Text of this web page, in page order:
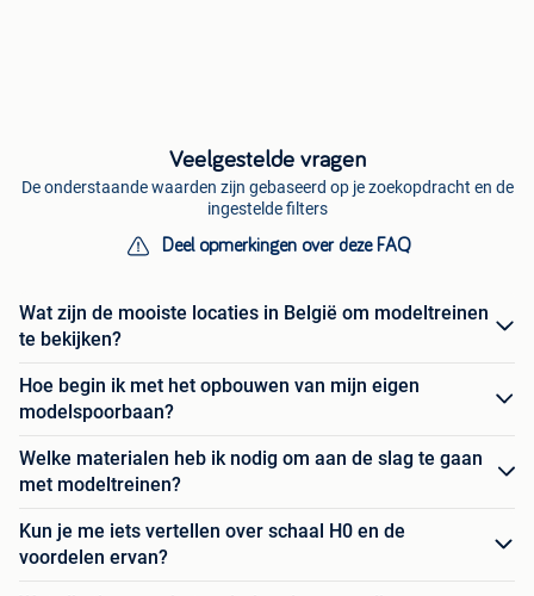
Veelgestelde vragen
De onderstaande waarden zijn gebaseerd op je zoekopdracht en de
ingestelde filters
Deel opmerkingen over deze FAQ
Wat zijn de mooiste locaties in België om modeltreinen
te bekijken?
Hoe begin ik met het opbouwen van mijn eigen
modelspoorbaan?
Welke materialen heb ik nodig om aan de slag te gaan
met modeltreinen?
Kun je me iets vertellen over schaal H0 en de
voordelen ervan?